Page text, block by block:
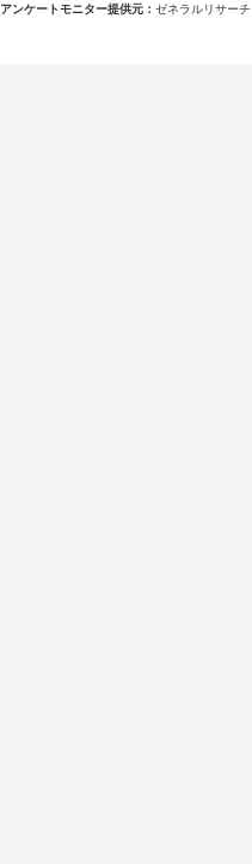
アンケートモニター提供元 ゼネラルリサーチ